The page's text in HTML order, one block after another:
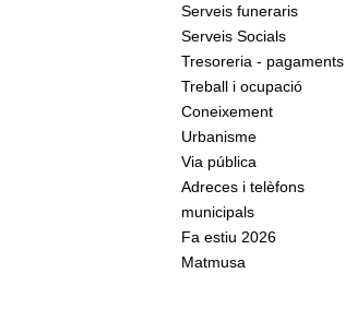
Serveis funeraris
Serveis Socials
Tresoreria - pagaments
Treball i ocupació
Coneixement
Urbanisme
Via pública
Adreces i telèfons
municipals
Fa estiu 2026
Matmusa